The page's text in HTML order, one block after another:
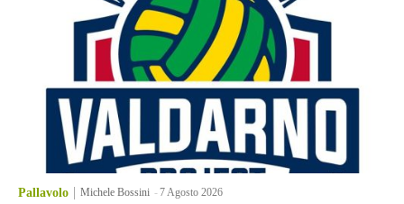
Pallavolo Michele Bossini -7 Agosto 2026